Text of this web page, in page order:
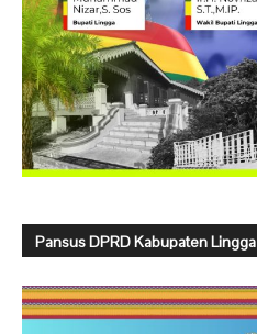
Pansus DPRD Kabupaten Lingga